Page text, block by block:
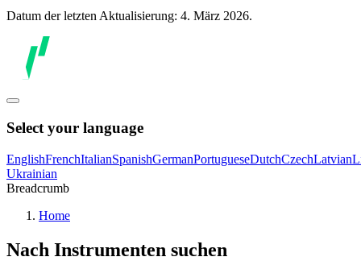
Datum der letzten Aktualisierung: 4. März 2026.
Select your language
EnglishFrenchItalianSpanishGermanPortugueseDutchCzechLatvian
Ukrainian
Breadcrumb
Home
Nach Instrumenten suchen